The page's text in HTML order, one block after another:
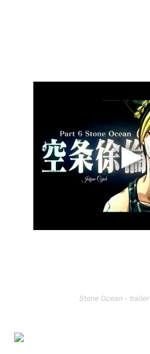
Stone Ocean - trailer